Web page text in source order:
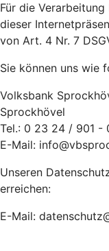
Für die
dieser
von Art. 4 Nr. 7
Sie können uns wie
Volksbank
Sprockhövel
Tel.: 0 23 24 / 901 -
E-Mail:
Unseren
erreichen:
E-Mail: